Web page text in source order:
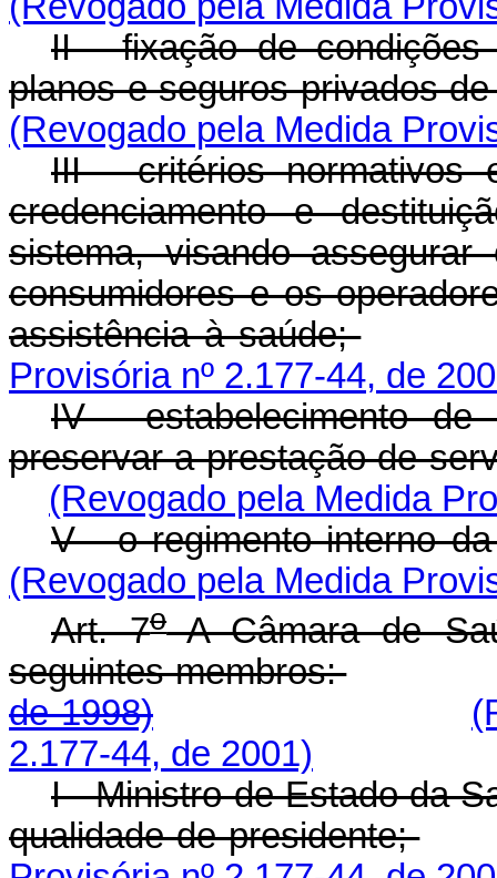
II - fixação de condições
planos e seguros privados
(Revogado pela Medida
III - critérios normativos
credenciamento e
sistema, visando
consumidores e os
assistência à saúde;
Provisória nº 2.177-44, de
IV - estabelecimento de
preservar a prestação de
(Revogado pela Medida
V - o regimento interno
(Revogado pela Medida
Art. 7oA Câmara de
seguintes membros:
de 1998)
2.177-44, de 2001)
I - Ministro de Estado da
qualidade de presidente;